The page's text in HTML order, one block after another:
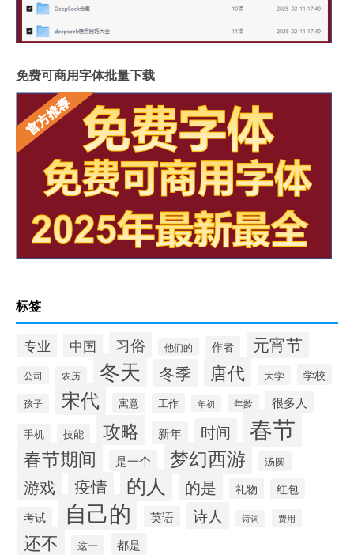
免费可商用字体批量下载
标签
专业 中国 习俗 他们的 作者 元宵节
公司 农历 冬天 冬季 唐代 大学 学校
孩子 宋代 寓意 工作 年初 年龄 很多人
手机 技能 攻略 新年 时间 春节
春节期间 是一个 梦幻西游 汤圆
游戏 疫情 的人 的是 礼物
红包
考试
自己的 英语 诗人 诗词 费用
还不 这一 都是